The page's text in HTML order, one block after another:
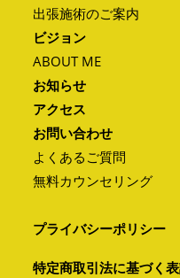
出張施術のご案内
ビジョン
ABOUT ME
お知らせ
アクセス
お問い合わせ
よくあるご質問
無料カウンセリング
プライバシーポリシー
特定商取引法に基づく